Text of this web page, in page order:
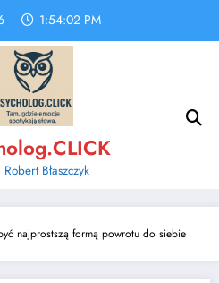
1:54:02 PM
Błaszczyk
najprostszą formą powrotu do siebie